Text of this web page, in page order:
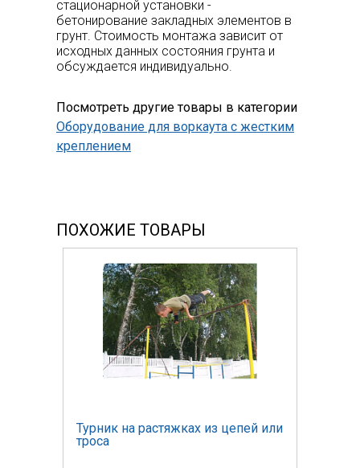
стационарной установки -
бетонирование закладных элементов в
грунт. Стоимость монтажа зависит от
исходных данных состояния грунта и
обсуждается индивидуально.
Посмотреть другие товары в категории
Оборудование для воркаута с жестким
креплением
ПОХОЖИЕ ТОВАРЫ
Турник на растяжках из цепей или
троса